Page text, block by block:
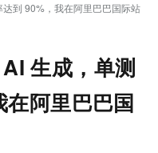
到 90%，我在阿里巴巴国际站
生成，单测
阿里巴巴国